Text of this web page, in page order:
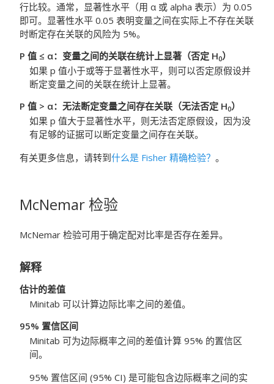
行比较。通常，显著性水平（用 α 或 alpha 表示）为 0.05
即可。显著性水平 0.05 表明变量之间在实际上不存在关联
时断定存在关联的风险为 5%。
P 值 ≤ α：变量之间的关联在统计上显著（否定 H0）
如果 p 值小于或等于显著性水平，则可以否定原假设并
断定变量之间的关联在统计上显著。
P 值 > α：无法断定变量之间存在关联（无法否定 H0）
如果 p 值大于显著性水平，则无法否定原假设，因为没
有足够的证据可以断定变量之间存在关联。
有关更多信息，请转到什么是 Fisher 精确检验？ 。
McNemar 检验
McNemar 检验可用于确定配对比率是否存在差异。
解释
估计的差值
Minitab 可以计算边际比率之间的差值。
95% 置信区间
Minitab 可为边际概率之间的差值计算 95% 的置信区
间。
95% 置信区间 (95% CI) 是可能包含边际概率之间的实